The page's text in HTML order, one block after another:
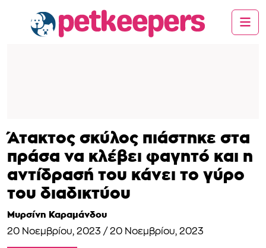
Άτακτος σκύλος πιάστηκε στα
πράσα να κλέβει φαγητό και η
αντίδρασή του κάνει το γύρο
του διαδικτύου
Μυρσίνη Καραμάνδου
20 Νοεμβρίου, 2023 / 20 Νοεμβρίου, 2023